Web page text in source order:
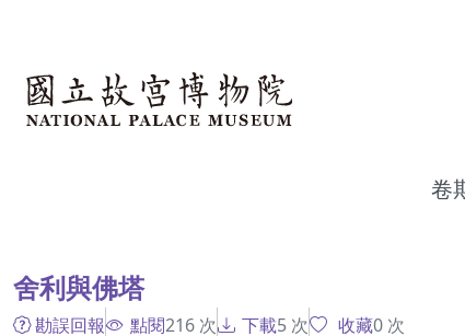
卷
舍利與佛塔
勘誤回報 點閱216 次 下載5 次 收藏0 次